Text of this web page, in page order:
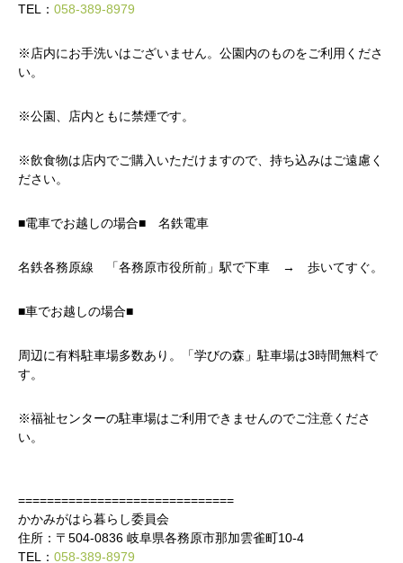
TEL： 058-389-8979
※店内にお手洗いはございません。公園内のものをご利用くださ
い。
※公園、店内ともに禁煙です。
※飲食物は店内でご購入いただけますので、持ち込みはご遠慮く
ださい。
■電車でお越しの場合■ 名鉄電車
名鉄各務原線 「各務原市役所前」駅で下車 → 歩いてすぐ。
■車でお越しの場合■
周辺に有料駐車場多数あり。「学びの森」駐車場は3時間無料で
す。
※福祉センターの駐車場はご利用できませんのでご注意くださ
い。
==============================
かかみがはら暮らし委員会
住所：〒504-0836 岐阜県各務原市那加雲雀町10‐4
TEL： 058-389-8979